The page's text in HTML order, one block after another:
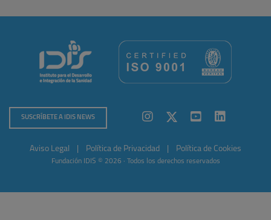
SUSCRÍBETE A IDIS NEWS
Aviso Legal Política de Privacidad Política de Cookies
Fundación IDIS © 2026 · Todos los derechos reservados